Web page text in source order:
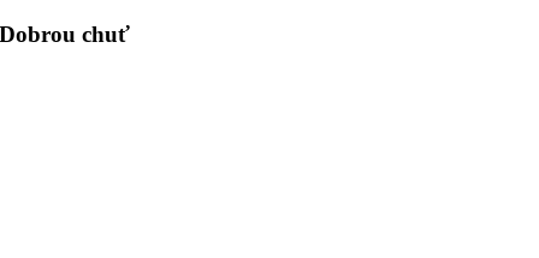
Dobrou chuť